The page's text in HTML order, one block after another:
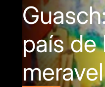
país de